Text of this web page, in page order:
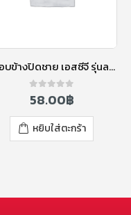
ครอบข้างปิดชาย เอสซีจี รุ่นลอนคู่ ไฮบริด สีน้ำเงินประกายมุก
out of 5
58.00฿
หยิบใส่ตะกร้า